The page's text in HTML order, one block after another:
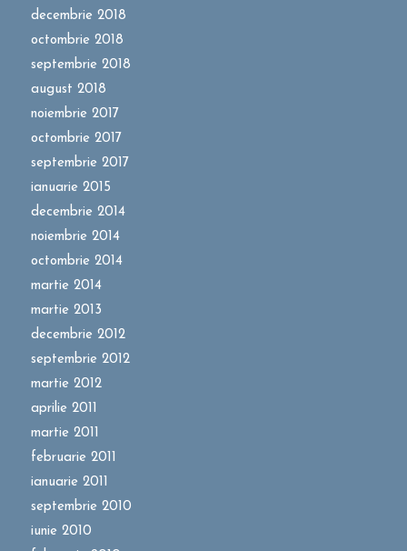
decembrie 2018
octombrie 2018
septembrie 2018
august 2018
noiembrie 2017
octombrie 2017
septembrie 2017
ianuarie 2015
decembrie 2014
noiembrie 2014
octombrie 2014
martie 2014
martie 2013
decembrie 2012
septembrie 2012
martie 2012
aprilie 2011
martie 2011
februarie 2011
ianuarie 2011
septembrie 2010
iunie 2010